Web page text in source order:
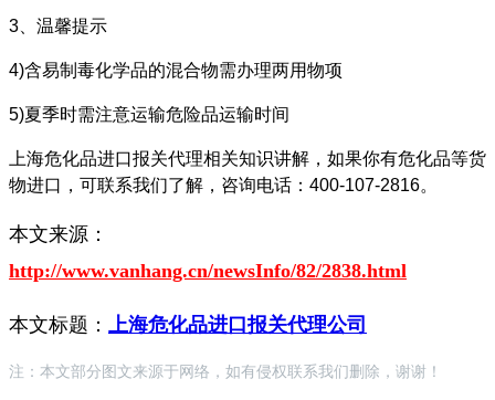
3、温馨提示
4)含易制毒化学品的混合物需办理两用物项
5)夏季时需注意运输危险品运输时间
上海危化品进口报关代理相关知识讲解，如果你有危化品等货
物进口，可联系我们了解，咨询电话：400-107-2816。
本文来源：
http://www.vanhang.cn/newsInfo/82/2838.html
本文标题： 上海危化品进口报关代理公司
注：本文部分图文来源于网络，如有侵权联系我们删除，谢谢！